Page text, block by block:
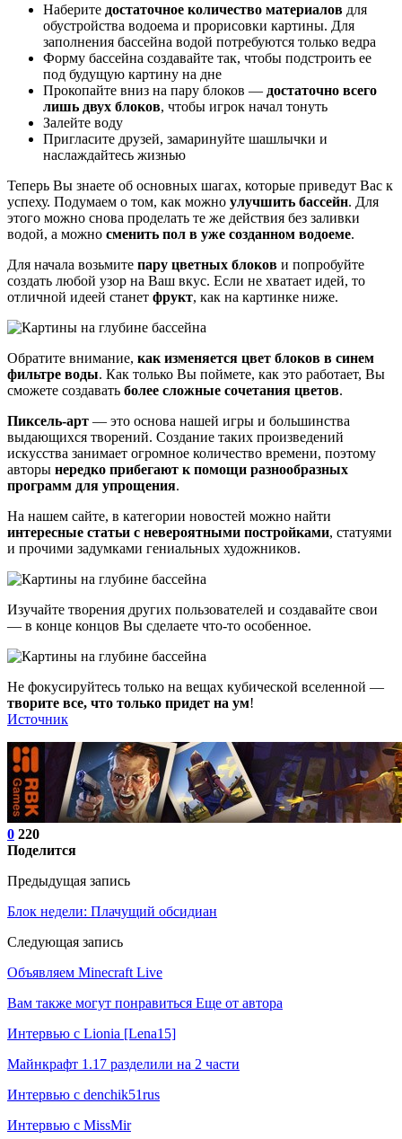
Наберите достаточное количество материалов для
обустройства водоема и прорисовки картины. Для
заполнения бассейна водой потребуются только ведра
Форму бассейна создавайте так, чтобы подстроить ее
под будущую картину на дне
Прокопайте вниз на пару блоков — достаточно всего
лишь двух блоков, чтобы игрок начал тонуть
Залейте воду
Пригласите друзей, замаринуйте шашлычки и
наслаждайтесь жизнью
Теперь Вы знаете об основных шагах, которые приведут Вас к
успеху. Подумаем о том, как можно улучшить бассейн. Для
этого можно снова проделать те же действия без заливки
водой, а можно сменить пол в уже созданном водоеме.
Для начала возьмите пару цветных блоков и попробуйте
создать любой узор на Ваш вкус. Если не хватает идей, то
отличной идеей станет фрукт, как на картинке ниже.
Обратите внимание, как изменяется цвет блоков в синем
фильтре воды. Как только Вы поймете, как это работает, Вы
сможете создавать более сложные сочетания цветов.
Пиксель-арт — это основа нашей игры и большинства
выдающихся творений. Создание таких произведений
искусства занимает огромное количество времени, поэтому
авторы нередко прибегают к помощи разнообразных
программ для упрощения.
На нашем сайте, в категории новостей можно найти
интересные статьи с невероятными постройками, статуями
и прочими задумками гениальных художников.
Изучайте творения других пользователей и создавайте свои
— в конце концов Вы сделаете что-то особенное.
Не фокусируйтесь только на вещах кубической вселенной —
творите все, что только придет на ум!
Источник
0 220
Поделится
Предыдущая запись
Блок недели: Плачущий обсидиан
Следующая запись
Объявляем Minecraft Live
Вам также могут понравиться Еще от автора
Интервью с Lionia [Lena15]
Майнкрафт 1.17 разделили на 2 части
Интервью с denchik51rus
Интервью с MissMir